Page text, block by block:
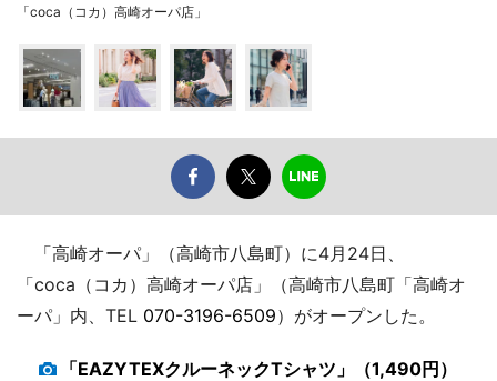
「coca（コカ）高崎オーパ店」
「高崎オーパ」（高崎市八島町）に4月24日、
「coca（コカ）高崎オーパ店」（高崎市八島町「高崎オ
ーパ」内、TEL 070-3196-6509）がオープンした。
「EAZYTEXクルーネックTシャツ」（1,490円）